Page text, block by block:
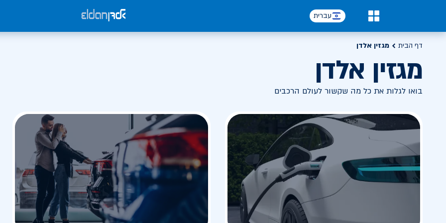
עברית
דף הבית מגזין אלדן
מגזין אלדן
בואו לגלות את כל מה שקשור לעולם הרכבים